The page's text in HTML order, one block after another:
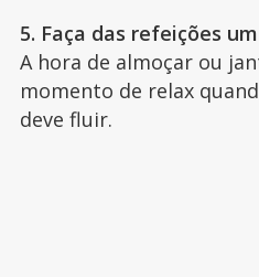
5. Faça das refeições
A hora de almoçar ou
momento de relax
deve fluir.